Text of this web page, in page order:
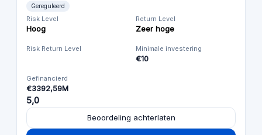
Gereguleerd
Risk Level
Hoog
Return Level
Zeer hoge
Risk Return Level Minimale investering
€10
Gefinancierd
€3392,59M
5,0
Beoordeling achterlaten